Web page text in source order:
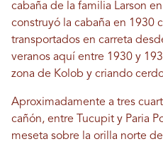
cabaña de la familia Larson
construyó la cabaña en 1930
transportados en carreta
veranos aquí entre 1930 y
zona de Kolob y criando
Aproximadamente a tres
cañón, entre Tucupit y Paria
meseta sobre la orilla norte